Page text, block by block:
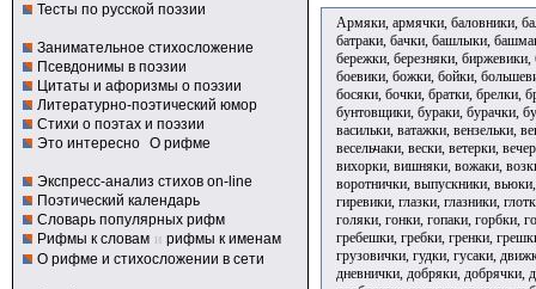
Тесты по русской поэзии
Занимательное стихосложение
Псевдонимы в поэзии
Цитаты и афоризмы о поэзии
Литературно-поэтический юмор
Стихи о поэтах и поэзии
Это интересно О рифме
Экспресс-анализ стихов on-line
Поэтический календарь
Словарь популярных рифм
Рифмы к словам и рифмы к именам
О рифме и стихосложении в сети
Армяки, армячки, баловники,
батраки, бачки, башлыки,
бережки, березняки,
боевики, божки, бойки,
босяки, бочки, братки, брелки,
бунтовщики, бураки, бурачки,
васильки, ватажки, вензельки,
весельчаки, вески, ветерки,
вихорки, вишняки, вожаки,
воротнички, выпускники,
гиревики, глазки, глазники,
голяки, гонки, гопаки, горбки,
гребешки, гребки, гренки,
грузовички, гудки, гусаки,
дневнички, добряки,